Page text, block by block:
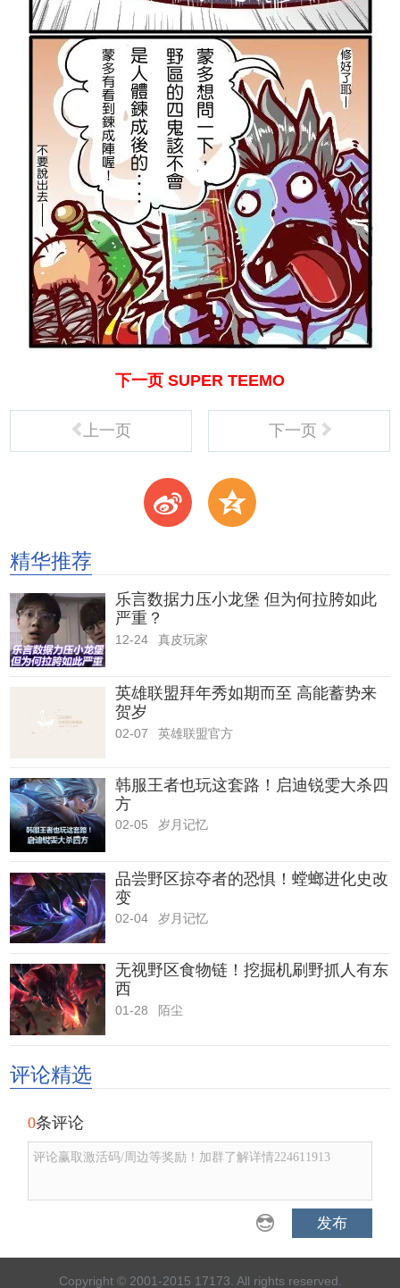
下一页 SUPER TEEMO
上一页 下一页
t z
精华推荐
乐言数据力压小龙堡 但为何拉胯如此
严重？
12-24 真皮玩家
英雄联盟拜年秀如期而至 高能蓄势来
贺岁
02-07 英雄联盟官方
韩服王者也玩这套路！启迪锐雯大杀四
方
02-05 岁月记忆
品尝野区掠夺者的恐惧！螳螂进化史改
变
02-04 岁月记忆
无视野区食物链！挖掘机刷野抓人有东
西
01-28 陌尘
评论精选
0条评论
评论赢取激活码/周边等奖励！加群了解详情224611913
发布
Copyright © 2001-2015 17173. All rights reserved.